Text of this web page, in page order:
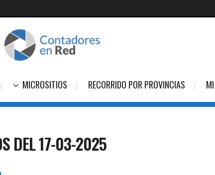
MICROSITIOS RECORRIDO POR PROVINCIAS
DEL 17-03-2025